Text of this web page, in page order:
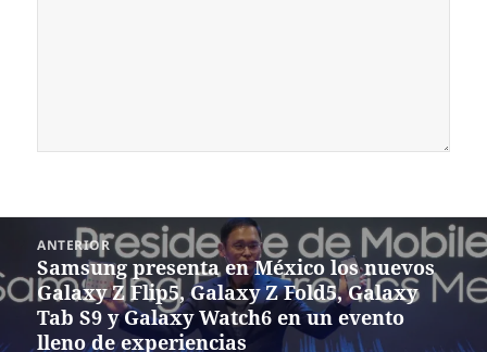
Navegación
entradas
ANTERIOR
Entrada
anterior:
Samsung presenta en México los nuevos
Galaxy Z Flip5, Galaxy Z Fold5, Galaxy
Tab S9 y Galaxy Watch6 en un evento
lleno de experiencias